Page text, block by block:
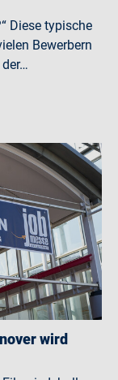
Diese typische
Bewerbern
wird